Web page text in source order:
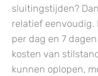
sluitingstijden?
relatief eenvoudig.
per dag en 7
kosten van
kunnen oplopen,